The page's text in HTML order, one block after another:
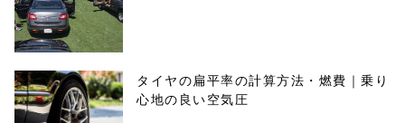
タイヤの扁平率の計算方法・燃費｜乗り
心地の良い空気圧